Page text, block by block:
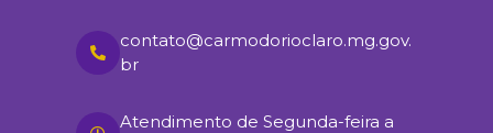
contato@carmodorioclaro.mg.gov.
br
Atendimento de Segunda-feira a